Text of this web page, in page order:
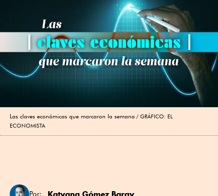
Las claves económicas que marcaron la semana
GRÁFICO: EL
ECONOMISTA
Por: Katyana Gómez Baray